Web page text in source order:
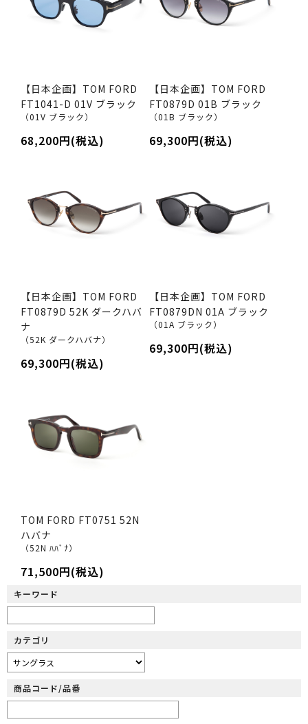
【日本企画】TOM FORD
FT1041-D 01V ブラック
（01V ブラック）
68,200円(税込)
【日本企画】TOM FORD
FT0879D 01B ブラック
（01B ブラック）
69,300円(税込)
【日本企画】TOM FORD
FT0879D 52K ダークハバ
ナ
（52K ダークハバナ）
69,300円(税込)
【日本企画】TOM FORD
FT0879DN 01A ブラック
（01A ブラック）
69,300円(税込)
TOM FORD FT0751 52N
ハバナ
（52N ﾊﾊﾞﾅ）
71,500円(税込)
キーワード
カテゴリ
商品コード/品番